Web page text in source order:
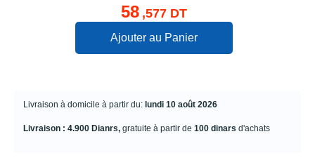
58 ,577 DT
Ajouter au Panier
Livraison à domicile à partir du: lundi 10 août 2026
Livraison : 4.900 Dianrs, gratuite à partir de 100 dinars d'achats